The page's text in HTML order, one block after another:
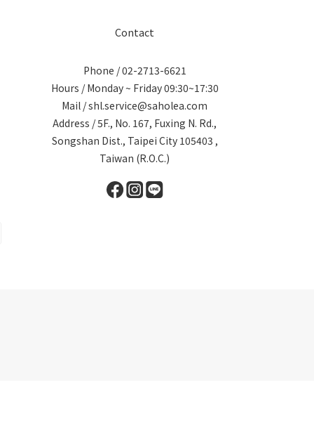
Contact
Phone / 02-2713-6621
Hours / Monday ~ Friday 09:30~17:30
Mail / shl.service@saholea.com
Address / 5F., No. 167, Fuxing N. Rd.,
Songshan Dist., Taipei City 105403 ,
Taiwan (R.O.C.)